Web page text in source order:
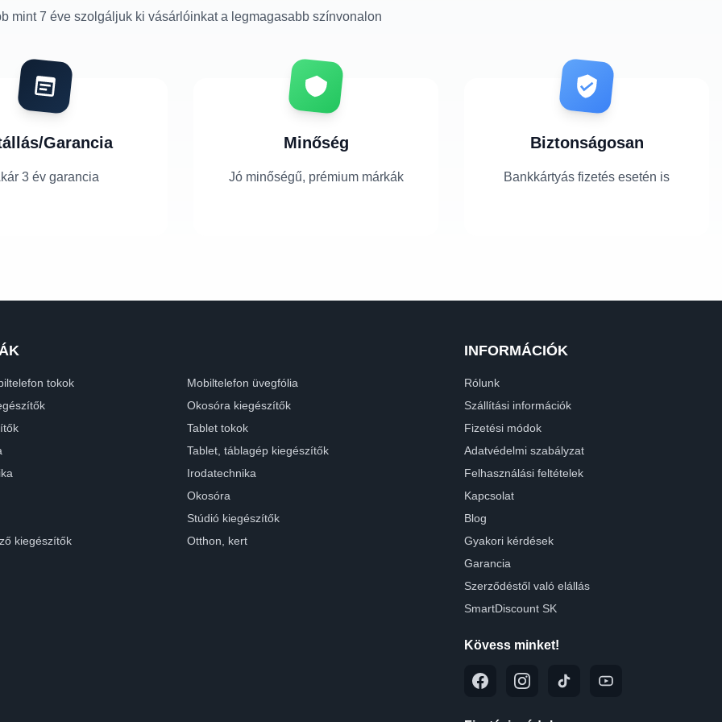
mint 7 éve szolgáljuk ki vásárlóinkat a legmagasabb színvonalon
Garancia
3 év garancia
Minőség
Jó minőségű, prémium márkák
Biztonságosan
Bankkártyás fizetés esetén is
tokok
Mobiltelefon üvegfólia
Okosóra kiegészítők
Tablet tokok
Tablet, táblagép kiegészítők
Irodatechnika
Okosóra
Stúdió kiegészítők
kiegészítők
Otthon, kert
INFORMÁCIÓK
Rólunk
Szállítási információk
Fizetési módok
Adatvédelmi szabályzat
Felhasználási feltételek
Kapcsolat
Blog
Gyakori kérdések
Garancia
Szerződéstől való elállás
SmartDiscount SK
Kövess minket!